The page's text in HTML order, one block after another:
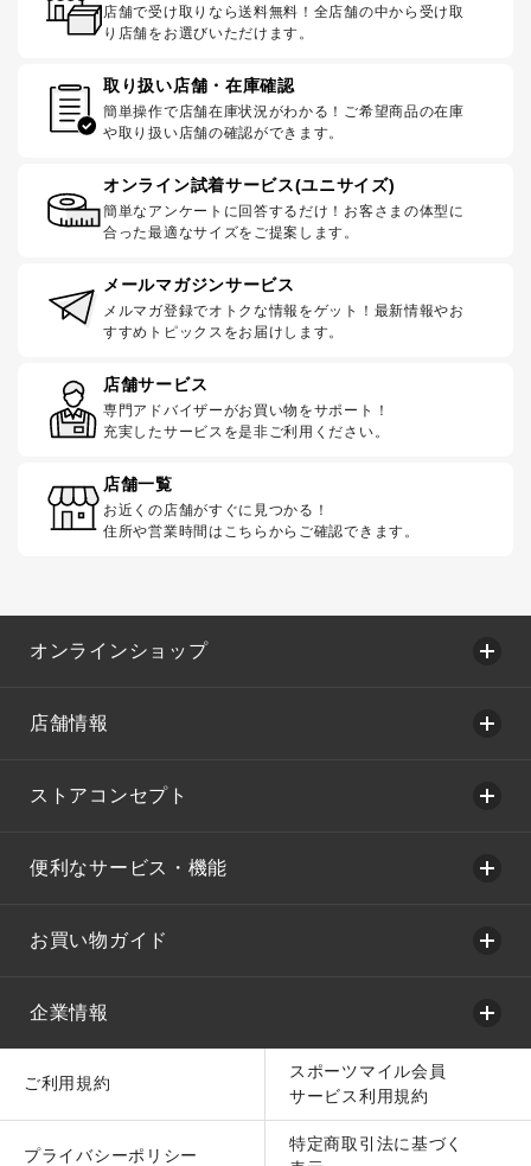
店舗で受け取りなら送料無料！全店舗の中から受け取
り店舗をお選びいただけます。
取り扱い店舗・在庫確認
簡単操作で店舗在庫状況がわかる！ご希望商品の在庫
や取り扱い店舗の確認ができます。
オンライン試着サービス(ユニサイズ)
簡単なアンケートに回答するだけ！お客さまの体型に
合った最適なサイズをご提案します。
メールマガジンサービス
メルマガ登録でオトクな情報をゲット！最新情報やお
すすめトピックスをお届けします。
店舗サービス
専門アドバイザーがお買い物をサポート！
充実したサービスを是非ご利用ください。
店舗一覧
お近くの店舗がすぐに見つかる！
住所や営業時間はこちらからご確認できます。
オンラインショップ
店舗情報
ストアコンセプト
便利なサービス・機能
お買い物ガイド
企業情報
ご利用規約
スポーツマイル会員
サービス利用規約
プライバシーポリシー
特定商取引法に基づく